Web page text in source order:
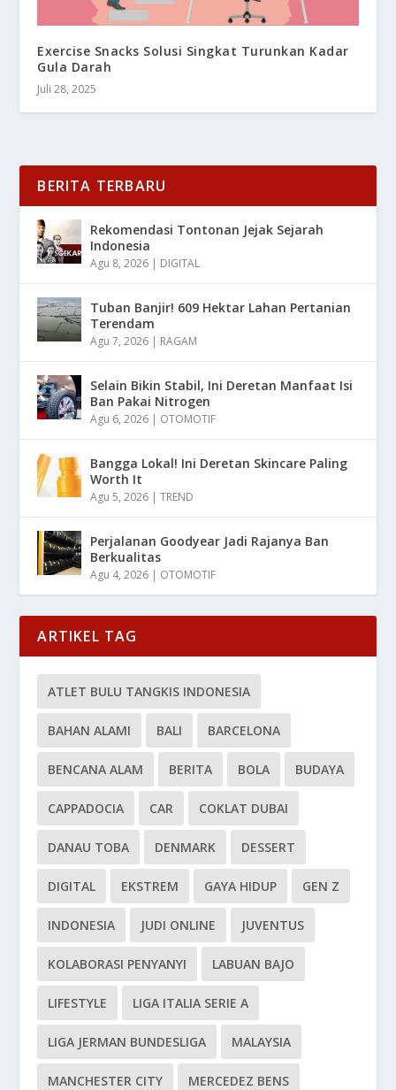
Exercise Snacks Solusi Singkat Turunkan Kadar
Gula Darah
Juli 28, 2025
BERITA TERBARU
Rekomendasi Tontonan Jejak Sejarah
Indonesia
Agu 8, 2026 | DIGITAL
Tuban Banjir! 609 Hektar Lahan Pertanian
Terendam
Agu 7, 2026 | RAGAM
Selain Bikin Stabil, Ini Deretan Manfaat Isi
Ban Pakai Nitrogen
Agu 6, 2026 | OTOMOTIF
Bangga Lokal! Ini Deretan Skincare Paling
Worth It
Agu 5, 2026 |TREND
Perjalanan Goodyear Jadi Rajanya Ban
Berkualitas
Agu 4, 2026 | OTOMOTIF
ARTIKEL TAG
ATLET BULU TANGKIS INDONESIA
BAHAN ALAMI BALI BARCELONA
BENCANA ALAM BERITA BOLA BUDAYA
CAPPADOCIA CAR COKLAT DUBAI
DANAU TOBA DENMARK DESSERT
DIGITAL EKSTREM GAYA HIDUP GEN Z
INDONESIA JUDI ONLINE JUVENTUS
KOLABORASI PENYANYI LABUAN BAJO
LIFESTYLE LIGA ITALIA SERIE A
LIGA JERMAN BUNDESLIGA MALAYSIA
MANCHESTER CITY MERCEDEZ BENS